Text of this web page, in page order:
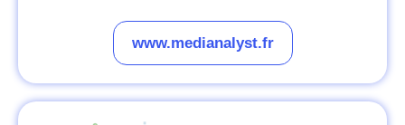
www.medianalyst.fr